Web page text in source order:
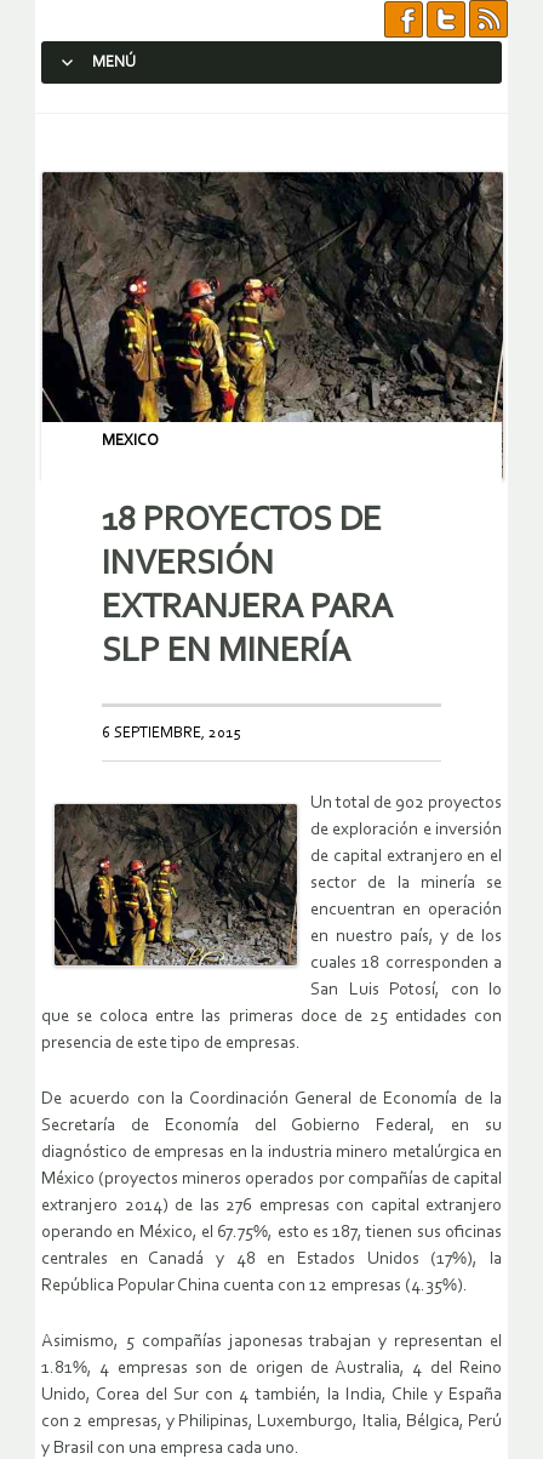
MENÚ
MEXICO
18 PROYECTOS DE
INVERSIÓN
EXTRANJERA PARA
SLP EN MINERÍA
6 SEPTIEMBRE, 2015
Un total de 902 proyectos
de exploración e inversión
de capital extranjero en el
sector de la minería se
encuentran en operación
en nuestro país, y de los
cuales 18 corresponden a
San Luis Potosí, con lo
que se coloca entre las primeras doce de 25 entidades con
presencia de este tipo de empresas.
De acuerdo con la Coordinación General de Economía de la
Secretaría de Economía del Gobierno Federal, en su
diagnóstico de empresas en la industria minero metalúrgica en
México (proyectos mineros operados por compañías de capital
extranjero 2014) de las 276 empresas con capital extranjero
operando en México, el 67.75%, esto es 187, tienen sus oficinas
centrales en Canadá y 48 en Estados Unidos (17%), la
República Popular China cuenta con 12 empresas (4.35%).
Asimismo, 5 compañías japonesas trabajan y representan el
1.81%, 4 empresas son de origen de Australia, 4 del Reino
Unido, Corea del Sur con 4 también, la India, Chile y España
con 2 empresas, y Philipinas, Luxemburgo, Italia, Bélgica, Perú
y Brasil con una empresa cada uno.